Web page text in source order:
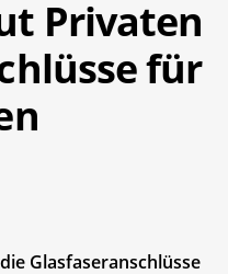
Privaten
für
Glasfaseranschlüsse